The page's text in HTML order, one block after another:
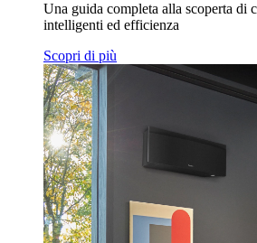
Una guida completa alla scoperta di
intelligenti ed efficienza
Scopri di più